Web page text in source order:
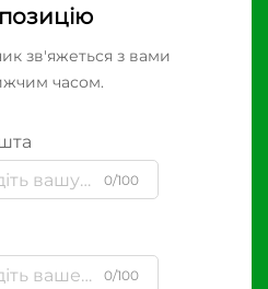
зв'яжеться з вами
часом.
0/100
0/100